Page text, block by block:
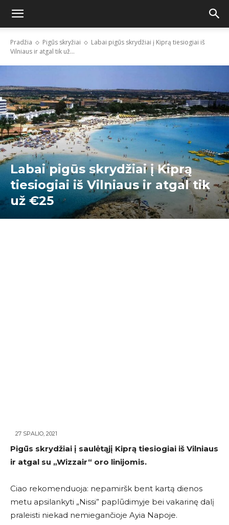
Pradžia Pigūs skryžiai
Labai pigūs skrydžiai į Kiprą tiesiogiai iš
Vilniaus ir atgal tik už...
Labai pigūs skrydžiai į Kiprą
tiesiogiai iš Vilniaus ir atgal tik
už €25
27 SPALIO, 2021
Pigūs skrydžiai į saulėtąjį Kiprą tiesiogiai iš Vilniaus
ir atgal su „Wizzair“ oro linijomis.
Ciao rekomenduoja: nepamiršk bent kartą dienos
metu apsilankyti „Nissi” paplūdimyje bei vakarinę dalį
praleisti niekad nemiegančioje Ayia Napoje.